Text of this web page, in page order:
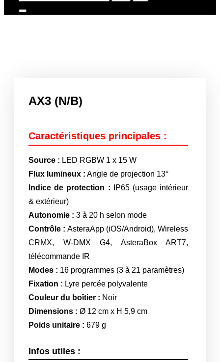
AX3 (N/B)
Caractéristiques principales :
Source : LED RGBW 1 x 15 W
Flux lumineux : Angle de projection 13°
Indice de protection : IP65 (usage intérieur
& extérieur)
Autonomie : 3 à 20 h selon mode
Contrôle : AsteraApp (iOS/Android), Wireless
CRMX, W-DMX G4, AsteraBox ART7,
télécommande IR
Modes : 16 programmes (3 à 21 paramètres)
Fixation : Lyre percée polyvalente
Couleur du boîtier : Noir
Dimensions : Ø 12 cm x H 5,9 cm
Poids unitaire : 679 g
Infos utiles :